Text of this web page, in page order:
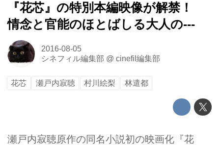
『花芯』の特別本編映像が解禁！
情念と官能のほとばしる大人の---
2016-08-05
シネフィル編集部 @ cinefil編集部
花芯 瀬戸内寂聴 村川絵梨 林遣都
瀬戸内寂聴原作の同名小説初の映画化『花